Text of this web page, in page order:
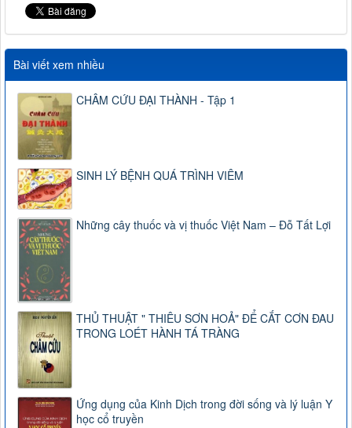
Bài viết xem nhiều
CHÂM CỨU ĐẠI THÀNH - Tập 1
SINH LÝ BỆNH QUÁ TRÌNH VIÊM
Những cây thuốc và vị thuốc Việt Nam – Đỗ Tất Lợi
THỦ THUẬT " THIÊU SƠN HOẢ" ĐỂ CẮT CƠN ĐAU
TRONG LOÉT HÀNH TÁ TRÀNG
Ứng dụng của Kinh Dịch trong đời sống và lý luận Y
học cổ truyền